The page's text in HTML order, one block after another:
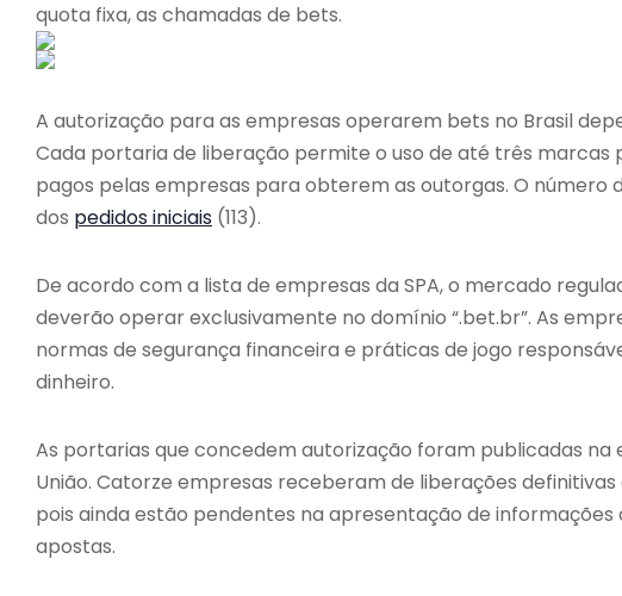
quota fixa, as chamadas de bets.
A autorização para as empresas operarem bets no Brasil
Cada portaria de liberação permite o uso de até três marcas
pagos pelas empresas para obterem as outorgas. O número
dos pedidos iniciais (113).
De acordo com a lista de empresas da SPA, o mercado
deverão operar exclusivamente no domínio “.bet.br”. As
normas de segurança financeira e práticas de jogo
dinheiro.
As portarias que concedem autorização foram publicadas na
União. Catorze empresas receberam de liberações
pois ainda estão pendentes na apresentação de
apostas.